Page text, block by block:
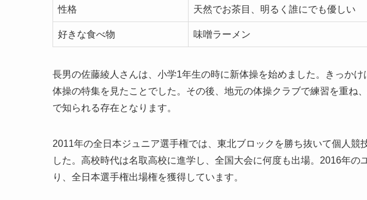
性格 天然でお茶目、明るく誰にでも優しい
好きな食べ物 味噌ラーメン
長男の佐藤綾人さんは、小学1年生の時に新体操を始めました。きっか
体操の特集を見たことでした。その後、地元の体操クラブで練習を重ね
で知られる存在となります。
2011年の全日本ジュニア選手権では、東北ブロックを勝ち抜いて個人競
した。高校時代は名取高校に進学し、全国大会に何度も出場。2016年の
り、全日本選手権出場権を獲得しています。